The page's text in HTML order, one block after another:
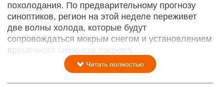
похолодания. По предварительному прогнозу
синоптиков, регион на этой неделе переживет
две волны холода, которые будут
сопровождаться мокрым снегом и установлением
временного снежного покрова.
Читать полностью